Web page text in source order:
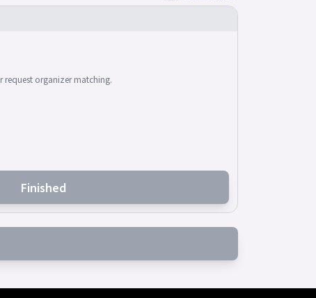
Participant count is hidden
request organizer matching.
Finished